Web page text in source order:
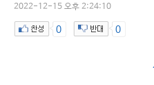
2022-12-15 오후 2:24:10
0 0
1